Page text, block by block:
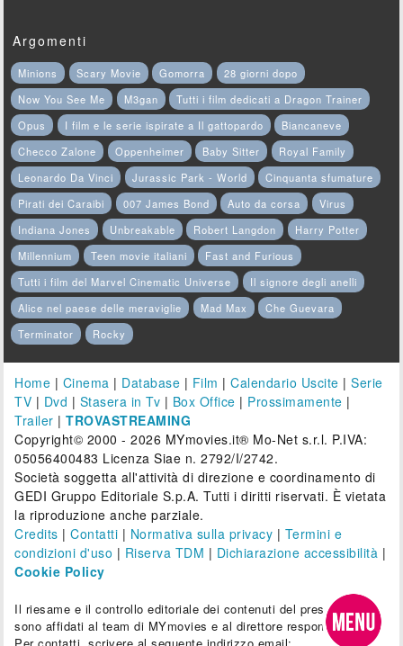
Argomenti
Minions Scary Movie Gomorra
28 giorni dopo
Now You See Me
M3gan
Tutti i film dedicati a Dragon Trainer
Opus
I film e le serie ispirate a Il gattopardo
Biancaneve
Checco Zalone
Oppenheimer Baby Sitter
Royal Family
Leonardo Da Vinci
Jurassic Park - World
Cinquanta sfumature
Pirati dei Caraibi
007 James Bond Auto da corsa
Virus
Indiana Jones
Unbreakable Robert Langdon
Harry Potter
Millennium
Teen movie italiani
Fast and Furious
Tutti i film del Marvel Cinematic Universe
Il signore degli anelli
Alice nel paese delle meraviglie
Mad Max
Che Guevara
Terminator
Rocky
Home | Cinema | Database | Film |Calendario Uscite |Serie
TV | Dvd | Stasera in Tv | Box Office | Prossimamente |
Trailer |TROVASTREAMING
Copyright© 2000 - 2026 MYmovies.it® Mo-Net s.r.l. P.IVA:
05056400483 Licenza Siae n. 2792/I/2742.
Società soggetta all'attività di direzione e coordinamento di
GEDI Gruppo Editoriale S.p.A. Tutti i diritti riservati. È vietata
la riproduzione anche parziale.
Credits |Contatti | Normativa sulla privacy | Termini e
condizioni d'uso | Riserva TDM | Dichiarazione accessibilità |
Cookie Policy
Il riesame e il controllo editoriale dei contenuti del presente sito
sono affidati al team di MYmovies e al direttore responsabile.